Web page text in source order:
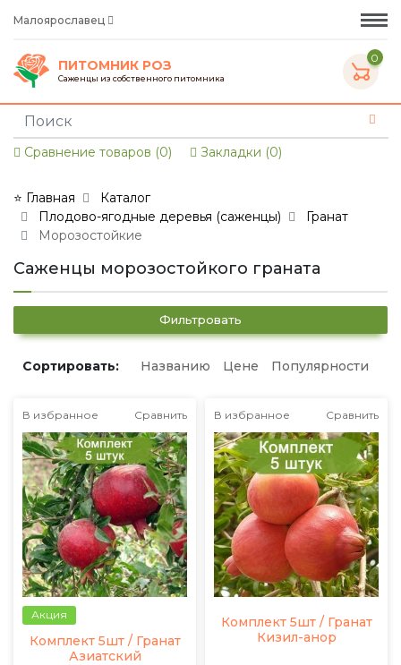
Малоярославец
ПИТОМНИК РОЗ
Саженцы из собственного питомника
0
Сравнение товаров (0) Закладки (0)
⭐ Главная
Каталог
Плодово-ягодные деревья (саженцы)
Гранат
Морозостойкие
Саженцы морозостойкого граната
Фильтровать
Сортировать: Названию Цене Популярности
В избранное Сравнить
Акция
Комплект 5шт / Гранат
Азиатский
В избранное Сравнить
Комплект 5шт / Гранат
Кизил-анор